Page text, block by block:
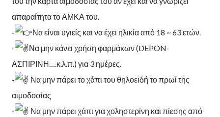
απαραίτητα το ΑΜΚΑ του.
-
Να είναι υγιείς και να έχει ηλικία από 18 ~ 63 ετών.
-
Να μην κάνει χρήση φαρμάκων (DEPON-
ΑΣΠΙΡΙΝΗ….κ.λ.π.) για 3 ημέρες.
-
Να μην πάρει το χάπι του θηλοειδή το πρωί της
αιμοδοσίας
-
Να μην πάρει χάπι για χοληστερίνη και πίεσης από